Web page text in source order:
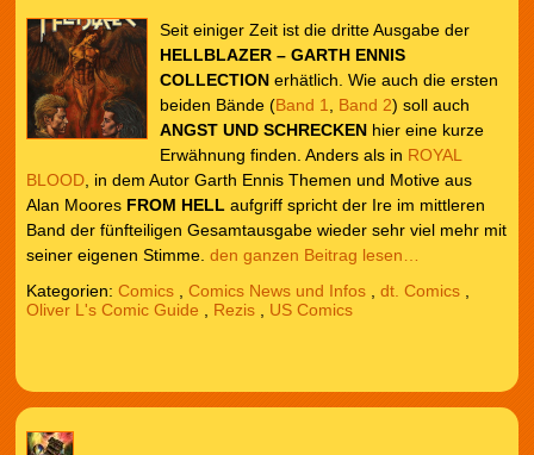
Seit einiger Zeit ist die dritte Ausgabe der
HELLBLAZER – GARTH ENNIS
COLLECTIONerhätlich. Wie auch die ersten
beiden Bände (Band 1 Band 2) soll auch
ANGST UND SCHRECKENhier eine kurze
Erwähnung finden. Anders als in ROYAL
BLOOD, in dem Autor Garth Ennis Themen und Motive aus
Alan Moores FROM HELL aufgriff spricht der Ire im mittleren
Band der fünfteiligen Gesamtausgabe wieder sehr viel mehr mit
seiner eigenen Stimme. den ganzen Beitrag lesen…
Kategorien: Comics, Comics News und Infos, dt. Comics,
Oliver L's Comic Guide
Rezis, US Comics